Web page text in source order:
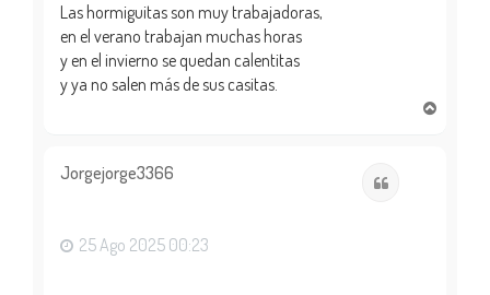
Las hormiguitas son muy trabajadoras,
en el verano trabajan muchas horas
y en el invierno se quedan calentitas
y ya no salen más de sus casitas.
Jorgejorge3366
25 Ago 2025 00:23